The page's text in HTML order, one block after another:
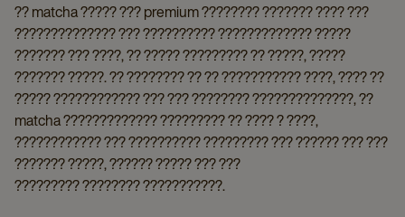
?? matcha ????? ??? premium ???????? ??????? ???? ???
?????????????? ??? ?????????? ????????????? ?????
??????? ??? ????, ?? ????? ????????? ?? ?????, ?????
??????? ?????. ?? ???????? ?? ?? ??????????? ????, ???? ??
????? ???????????? ??? ??? ???????? ??????????????, ??
matcha ????????????? ????????? ?? ???? ? ????,
???????????? ??? ?????????? ????????? ??? ?????? ??? ???
??????? ?????, ?????? ????? ??? ???
????????? ???????? ???????????.